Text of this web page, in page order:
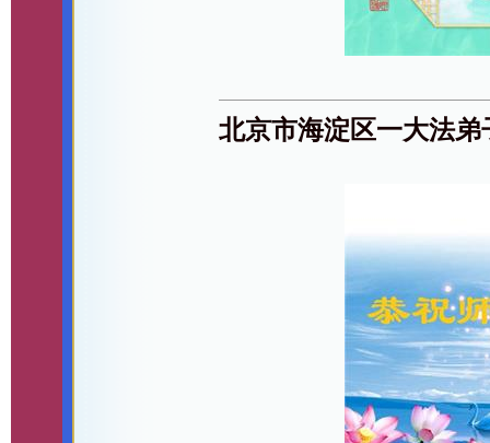
北京市海淀区一大法